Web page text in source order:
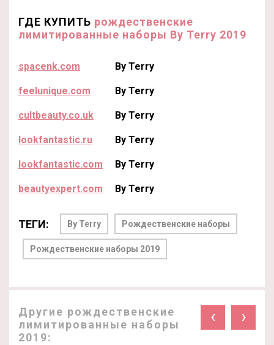
ГДЕ КУПИТЬ рождественские
лимитированные наборы By Terry 2019
spacenk.com By Terry
feelunique.com By Terry
cultbeauty.co.uk By Terry
lookfantastic.ru By Terry
lookfantastic.com By Terry
beautyexpert.com By Terry
ТЕГИ: By Terry Рождественские наборы
Рождественские наборы 2019
Другие рождественские
лимитированные наборы
2019:
‹ ›